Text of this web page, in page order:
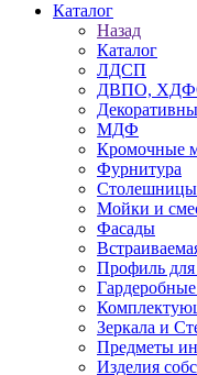
Каталог
Назад
Каталог
ЛДСП
ДВПО,
МДФ
Кромочные
Фурнитура
Мойки и
Фасады
Профиль
Зеркала и
Предметы
Изделия